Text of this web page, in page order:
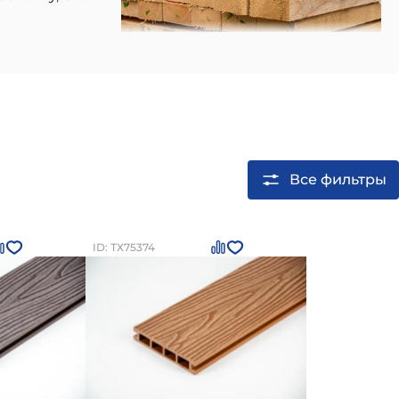
коробиться.
несущие каркасы домов, перекрытия,
Все фильтры
ID: ТХ75374